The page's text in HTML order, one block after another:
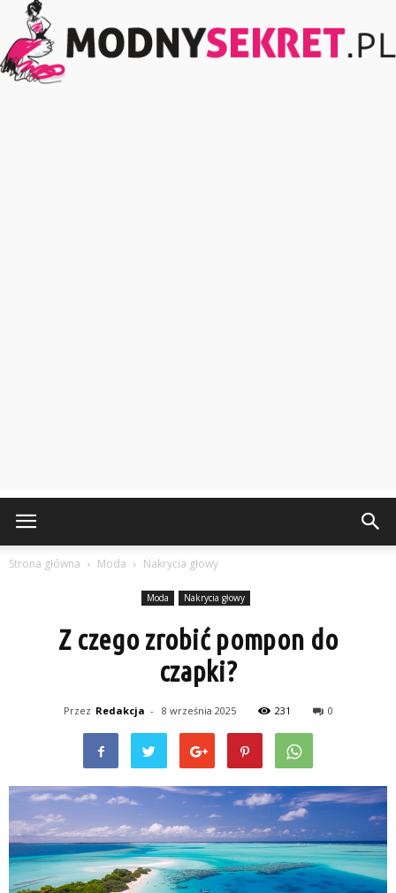
Strona główna Moda Nakrycia głowy
Moda Nakrycia głowy
Z czego zrobić pompon do
czapki?
Przez Redakcja - 8 września 2025 231 0